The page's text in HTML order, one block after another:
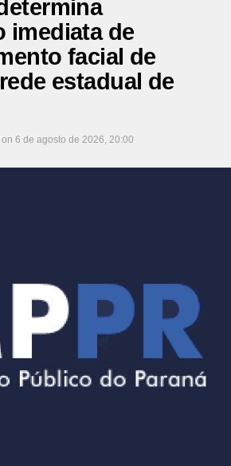
imediata de
facial de
estadual de
on 6 de agosto de 2026, 20:00